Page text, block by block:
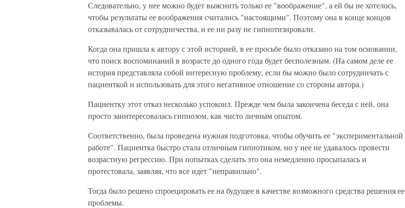
Следовательно, у нее можно будет выяснить только ее "воображение", а ей бы не хотелось,
чтобы результаты ее воображения считались "настоящими". Поэтому она в конце концов
отказывалась от сотрудничества, и ее ни разу не гипнотизировали.
Когда она пришла к автору с этой историей, в ее просьбе было отказано на том основании,
что поиск воспоминаний в возрасте до одного года будет бесполезным. (На самом деле ее
история представляла собой интересную проблему, если бы можно было сотрудничать с
пациенткой и использовать для этого негативное отношение со стороны автора.)
Пациентку этот отказ несколько успокоил. Прежде чем была закончена беседа с ней, она
просто заинтересовалась гипнозом, как чисто личным опытом.
Соответственно, была проведена нужная подготовка, чтобы обучить ее "экспериментальной
работе". Пациентка быстро стала отличным гипнотиком, но у нее не удавалось провести
возрастную регрессию. При попытках сделать это она немедленно просыпалась и
протестовала, заявляя, что все идет "неправильно".
Тогда было решено спроецировать ее на будущее в качестве возможного средства решения ее
проблемы.